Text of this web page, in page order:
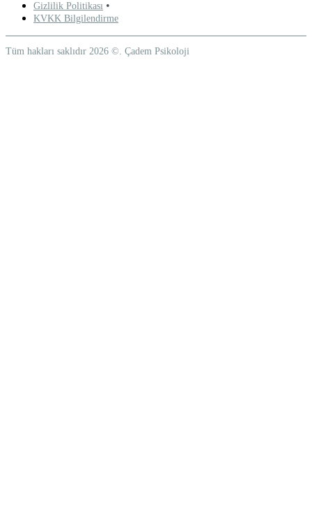
Gizlilik Politikası •
KVKK Bilgilendirme
Tüm hakları saklıdır 2026 ©. Çadem Psikoloji